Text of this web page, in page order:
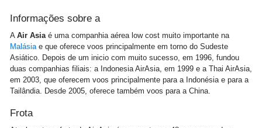
Informações sobre a
A Air Asiaé uma companhia aérea low cost muito importante na
Malásiae que oferece voos principalmente em torno do Sudeste
Asiático. Depois de um inicio com muito sucesso, em 1996, fundou
duas companhias filiais: a Indonesia AirAsia, em 1999 e a Thai AirAsia,
em 2003, que oferecem voos principalmente para a Indonésia e para a
Tailândia. Desde 2005, oferece também voos para a China.
Frota